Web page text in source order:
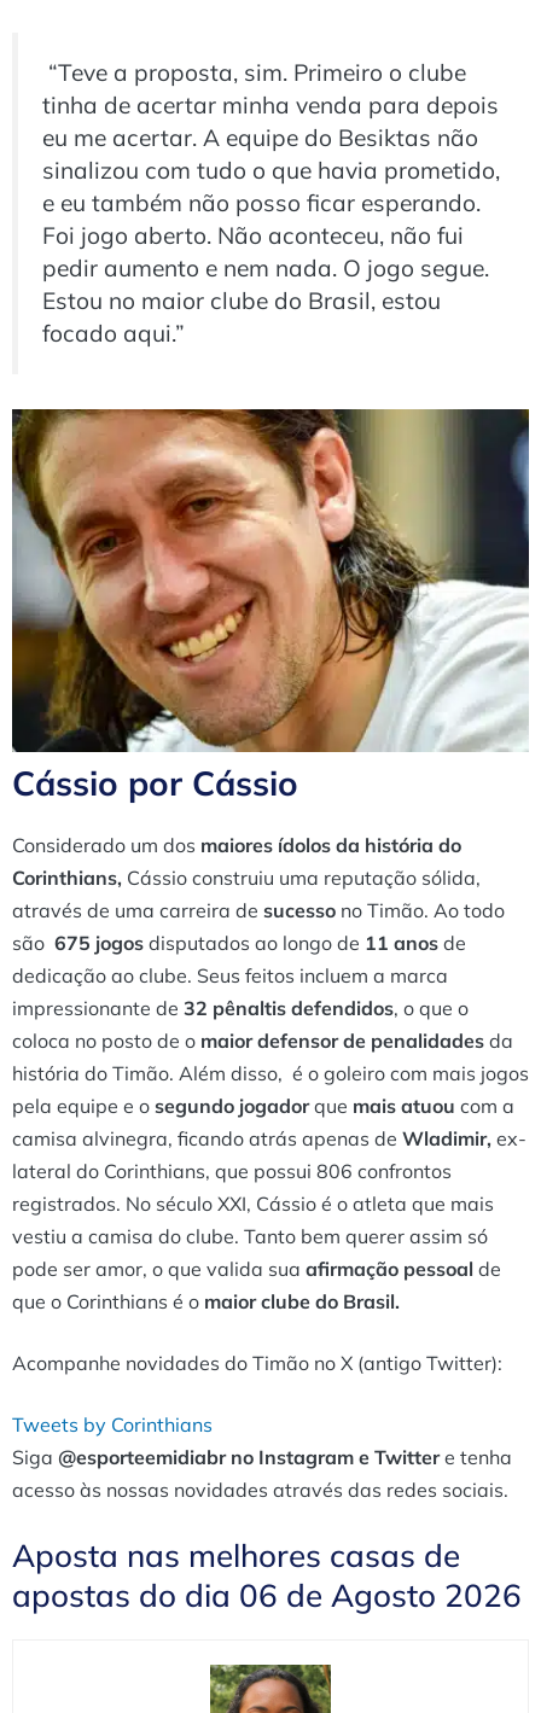
“Teve a proposta, sim. Primeiro o clube
tinha de acertar minha venda para depois
eu me acertar. A equipe do Besiktas não
sinalizou com tudo o que havia prometido,
e eu também não posso ficar esperando.
Foi jogo aberto. Não aconteceu, não fui
pedir aumento e nem nada. O jogo segue.
Estou no maior clube do Brasil, estou
focado aqui.”
Cássio por Cássio
Considerado um dos maiores ídolos da história do
Corinthians, Cássio construiu uma reputação sólida,
através de uma carreira de sucesso no Timão. Ao todo
são 675 jogos disputados ao longo de 11 anos de
dedicação ao clube. Seus feitos incluem a marca
impressionante de 32 pênaltis defendidos, o que o
coloca no posto de o maior defensor de penalidades da
história do Timão. Além disso, é o goleiro com mais jogos
pela equipe e o segundo jogadorque mais atuou com a
camisa alvinegra, ficando atrás apenas de Wladimir, ex-
lateral do Corinthians, que possui 806 confrontos
registrados. No século XXI, Cássio é o atleta que mais
vestiu a camisa do clube. Tanto bem querer assim só
pode ser amor, o que valida sua afirmação pessoal de
que o Corinthians é o maior clube do Brasil.
Acompanhe novidades do Timão no X (antigo Twitter):
Tweets by Corinthians
Siga @esporteemidiabr no Instagram e Twittere tenha
acesso às nossas novidades através das redes sociais.
Aposta nas melhores casas de
apostas do dia 06 de Agosto 2026